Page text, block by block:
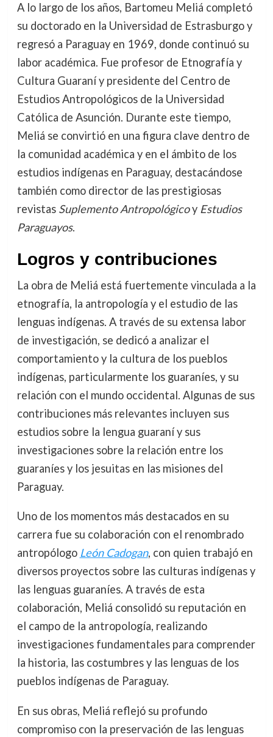
A lo largo de los años, Bartomeu Meliá completó
su doctorado en la Universidad de Estrasburgo y
regresó a Paraguay en 1969, donde continuó su
labor académica. Fue profesor de Etnografía y
Cultura Guaraní y presidente del Centro de
Estudios Antropológicos de la Universidad
Católica de Asunción. Durante este tiempo,
Meliá se convirtió en una figura clave dentro de
la comunidad académica y en el ámbito de los
estudios indígenas en Paraguay, destacándose
también como director de las prestigiosas
revistas Suplemento Antropológicoy Estudios
Paraguayos.
Logros y contribuciones
La obra de Meliá está fuertemente vinculada a la
etnografía, la antropología y el estudio de las
lenguas indígenas. A través de su extensa labor
de investigación, se dedicó a analizar el
comportamiento y la cultura de los pueblos
indígenas, particularmente los guaraníes, y su
relación con el mundo occidental. Algunas de sus
contribuciones más relevantes incluyen sus
estudios sobre la lengua guaraní y sus
investigaciones sobre la relación entre los
guaraníes y los jesuitas en las misiones del
Paraguay.
Uno de los momentos más destacados en su
carrera fue su colaboración con el renombrado
antropólogo León Cadogan, con quien trabajó en
diversos proyectos sobre las culturas indígenas y
las lenguas guaraníes. A través de esta
colaboración, Meliá consolidó su reputación en
el campo de la antropología, realizando
investigaciones fundamentales para comprender
la historia, las costumbres y las lenguas de los
pueblos indígenas de Paraguay.
En sus obras, Meliá reflejó su profundo
compromiso con la preservación de las lenguas